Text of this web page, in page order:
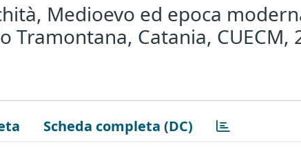
Medioevo ed epoca
Tramontana, Catania, CUECM,
Scheda completa (DC)